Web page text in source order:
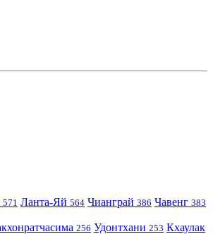
571 Ланта-Яй 564 Чианграй 386 Чавенг 383
256 Удонтхани 253 Кхаулак